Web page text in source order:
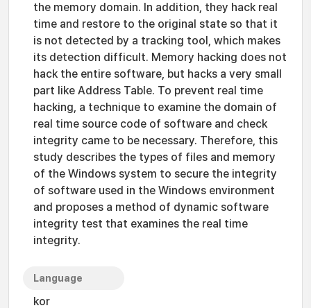
the memory domain. In addition, they hack real
time and restore to the original state so that it
is not detected by a tracking tool, which makes
its detection difficult. Memory hacking does not
hack the entire software, but hacks a very small
part like Address Table. To prevent real time
hacking, a technique to examine the domain of
real time source code of software and check
integrity came to be necessary. Therefore, this
study describes the types of files and memory
of the Windows system to secure the integrity
of software used in the Windows environment
and proposes a method of dynamic software
integrity test that examines the real time
integrity.
Language
kor